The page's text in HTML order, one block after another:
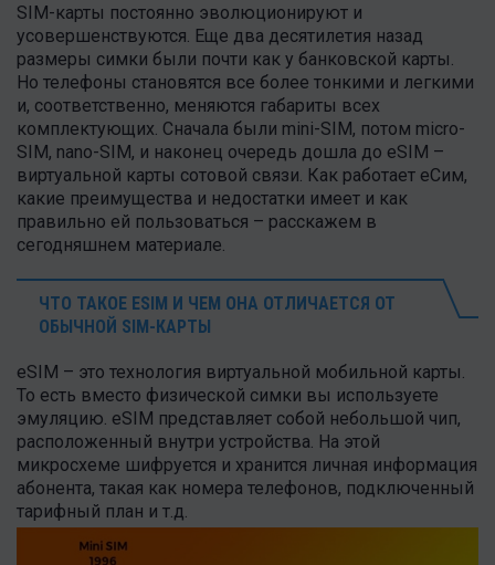
SIM-карты постоянно эволюционируют и
усовершенствуются. Еще два десятилетия назад
размеры симки были почти как у банковской карты.
Но телефоны становятся все более тонкими и легкими
и, соответственно, меняются габариты всех
комплектующих. Сначала были mini-SIM, потом micro-
SIM, nano-SIM, и наконец очередь дошла до eSIM –
виртуальной карты сотовой связи. Как работает еСим,
какие преимущества и недостатки имеет и как
правильно ей пользоваться – расскажем в
сегодняшнем материале.
ЧТО ТАКОЕ ESIM И ЧЕМ ОНА ОТЛИЧАЕТСЯ ОТ
ОБЫЧНОЙ SIM-КАРТЫ
eSIM – это технология виртуальной мобильной карты.
То есть вместо физической симки вы используете
эмуляцию. eSIM представляет собой небольшой чип,
расположенный внутри устройства. На этой
микросхеме шифруется и хранится личная информация
абонента, такая как номера телефонов, подключенный
тарифный план и т.д.